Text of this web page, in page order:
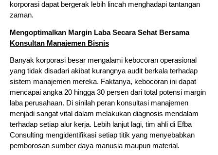
korporasi dapat bergerak lebih lincah menghadapi tantangan
zaman.
Mengoptimalkan Margin Laba Secara Sehat Bersama
Konsultan Manajemen Bisnis
Banyak korporasi besar mengalami kebocoran operasional
yang tidak disadari akibat kurangnya audit berkala terhadap
sistem manajemen mereka. Faktanya, kebocoran ini dapat
mencapai angka 20 hingga 30 persen dari total potensi margin
laba perusahaan. Di sinilah peran konsultasi manajemen
menjadi sangat vital dalam melakukan diagnosis mendalam
terhadap setiap alur kerja. Lebih lanjut lagi, tim ahli di Efba
Consulting mengidentifikasi setiap titik yang menyebabkan
pemborosan sumber daya manusia maupun material.